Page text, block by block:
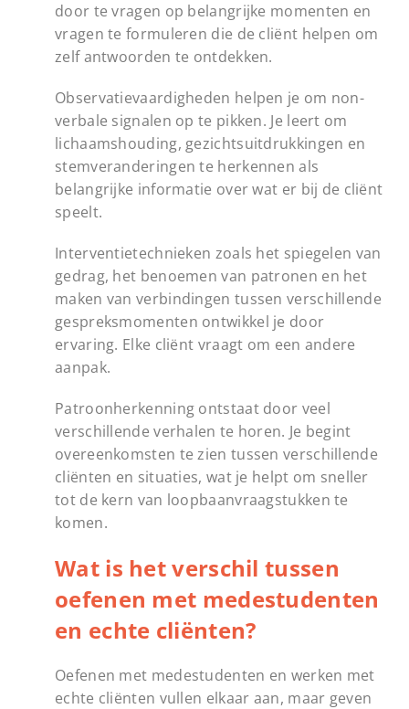
door te vragen op belangrijke momenten en
vragen te formuleren die de cliënt helpen om
zelf antwoorden te ontdekken.
Observatievaardigheden helpen je om non-
verbale signalen op te pikken. Je leert om
lichaamshouding, gezichtsuitdrukkingen en
stemveranderingen te herkennen als
belangrijke informatie over wat er bij de cliënt
speelt.
Interventietechnieken zoals het spiegelen van
gedrag, het benoemen van patronen en het
maken van verbindingen tussen verschillende
gespreksmomenten ontwikkel je door
ervaring. Elke cliënt vraagt om een andere
aanpak.
Patroonherkenning ontstaat door veel
verschillende verhalen te horen. Je begint
overeenkomsten te zien tussen verschillende
cliënten en situaties, wat je helpt om sneller
tot de kern van loopbaanvraagstukken te
komen.
Wat is het verschil tussen
oefenen met medestudenten
en echte cliënten?
Oefenen met medestudenten en werken met
echte cliënten vullen elkaar aan, maar geven